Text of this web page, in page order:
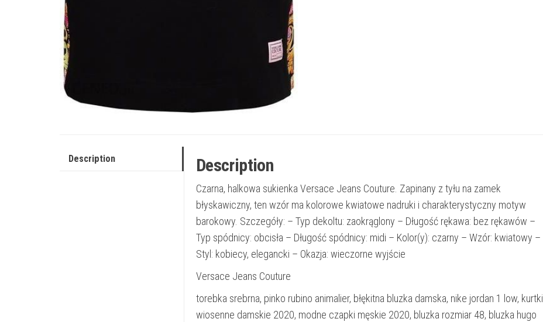
Description Description
Czarna, halkowa sukienka Versace Jeans Couture. Zapinany z tyłu na zamek
błyskawiczny, ten wzór ma kolorowe kwiatowe nadruki i charakterystyczny motyw
barokowy. Szczegóły: – Typ dekoltu: zaokrąglony – Długość rękawa: bez rękawów –
Typ spódnicy: obcisła – Długość spódnicy: midi – Kolor(y): czarny – Wzór: kwiatowy –
Styl: kobiecy, elegancki – Okazja: wieczorne wyjście
Versace Jeans Couture
torebka srebrna, pinko rubino animalier, błękitna bluzka damska, nike jordan 1 low, kurtki
wiosenne damskie 2020, modne czapki męskie 2020, bluzka rozmiar 48, bluzka hugo